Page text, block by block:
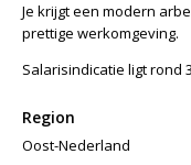
Je krijgt een modern
prettige werkomgeving.
Salarisindicatie ligt rond
Region
Oost-Nederland